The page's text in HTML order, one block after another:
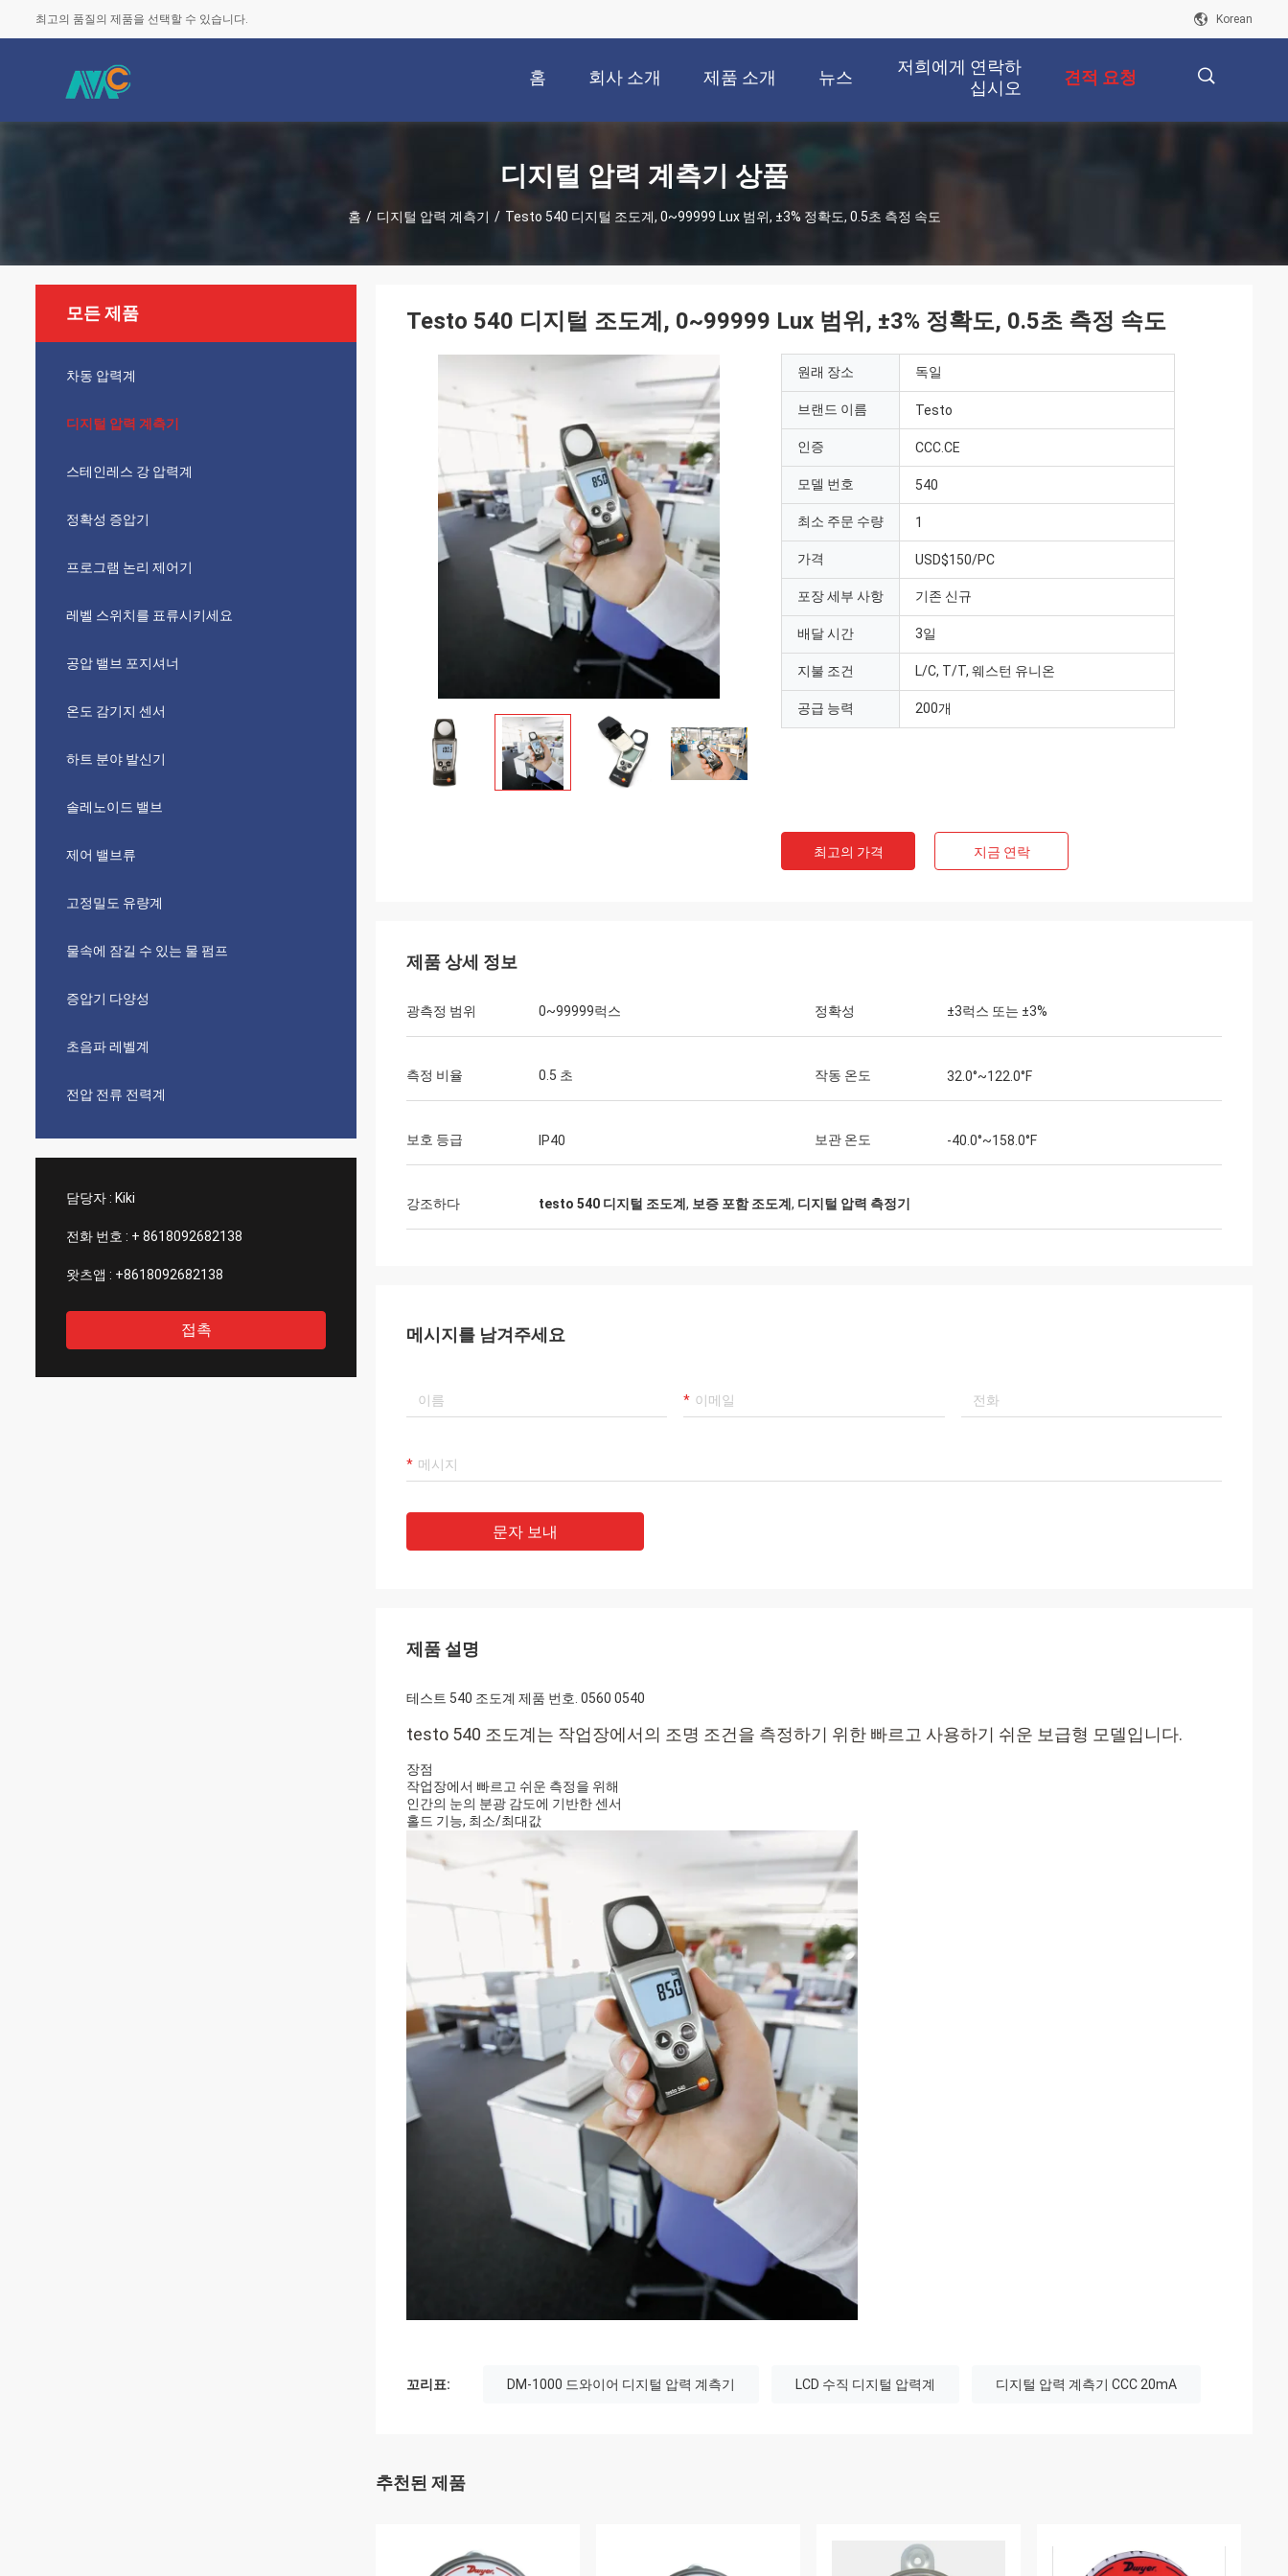
최고의 품질의 제품을 선택할 수 있습니다. Korean
홈 회사 소개 제품 소개 뉴스
저희에게 연락하
십시오
견적 요청
디지털 압력 계측기 상품
홈 / 디지털 압력 계측기 / Testo 540 디지털 조도계, 0~99999 Lux 범위, ±3% 정확도, 0.5초 측정 속도
모든 제품
차동 압력계
디지털 압력 계측기
스테인레스 강 압력계
정확성 증압기
프로그램 논리 제어기
레벨 스위치를 표류시키세요
공압 밸브 포지셔너
온도 감기지 센서
하트 분야 발신기
솔레노이드 밸브
제어 밸브류
고정밀도 유량계
물속에 잠길 수 있는 물 펌프
증압기 다양성
초음파 레벨계
전압 전류 전력계
담당자 : Kiki
전화 번호 : + 8618092682138
왓츠앱 : +8618092682138
접촉
Testo 540 디지털 조도계, 0~99999 Lux 범위, ±3% 정확도, 0.5초 측정 속도
원래 장소 독일
브랜드 이름 Testo
인증 CCC.CE
모델 번호 540
최소 주문 수량 1
가격 USD$150/PC
포장 세부 사항 기존 신규
배달 시간 3일
지불 조건 L/C, T/T, 웨스턴 유니온
공급 능력 200개
최고의 가격 지금 연락
제품 상세 정보
광측정 범위 0~99999럭스 정확성 ±3럭스 또는 ±3%
측정 비율 0.5 초 작동 온도 32.0°~122.0°F
보호 등급 IP40 보관 온도 -40.0°~158.0°F
강조하다 testo 540 디지털 조도계 , 보증 포함 조도계 , 디지털 압력 측정기
메시지를 남겨주세요
문자 보내
제품 설명
테스트 540 조도계 제품 번호. 0560 0540
testo 540 조도계는 작업장에서의 조명 조건을 측정하기 위한 빠르고 사용하기 쉬운 보급형 모델입니다.
장점
작업장에서 빠르고 쉬운 측정을 위해
인간의 눈의 분광 감도에 기반한 센서
홀드 기능, 최소/최대값
꼬리표: DM-1000 드와이어 디지털 압력 계측기 LCD 수직 디지털 압력계 디지털 압력 계측기 CCC 20mA
추천된 제품